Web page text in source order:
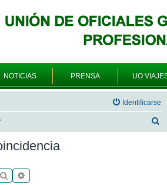
NOTICIAS PRENSA UO
Identificarse
Buscar